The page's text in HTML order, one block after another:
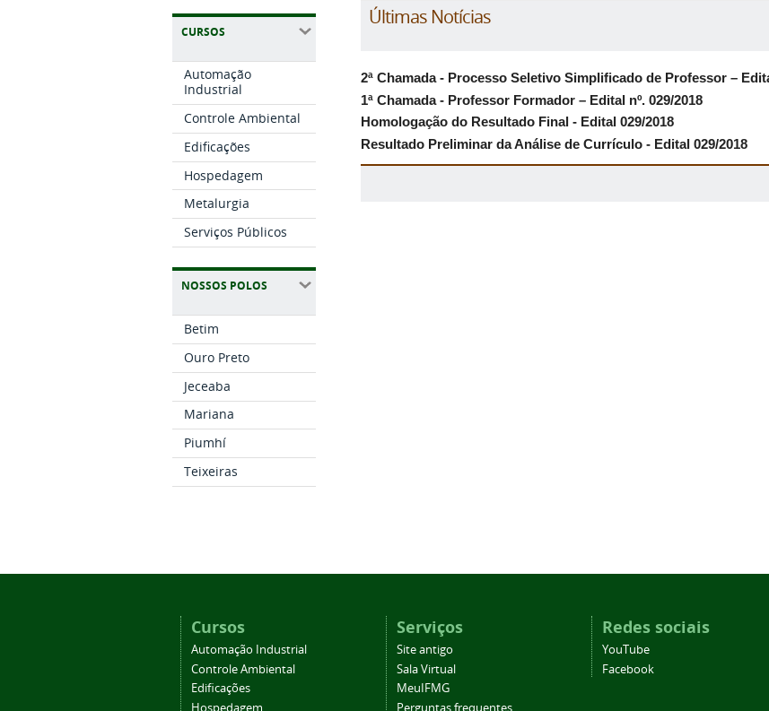
CURSOS
Automação
Industrial
Controle Ambiental
Edificações
Hospedagem
Metalurgia
Serviços Públicos
NOSSOS POLOS
Betim
Ouro Preto
Jeceaba
Mariana
Piumhí
Teixeiras
Últimas Notícias
2ª Chamada - Processo Seletivo Simplificado de Professor –
1ª Chamada - Professor Formador – Edital nº. 029/2018
Homologação do Resultado Final - Edital 029/2018
Resultado Preliminar da Análise de Currículo - Edital 029/2018
Cursos
Automação Industrial
Controle Ambiental
Edificações
Hospedagem
Serviços
Site antigo
Sala Virtual
MeuIFMG
Perguntas frequentes
Redes sociais
YouTube
Facebook